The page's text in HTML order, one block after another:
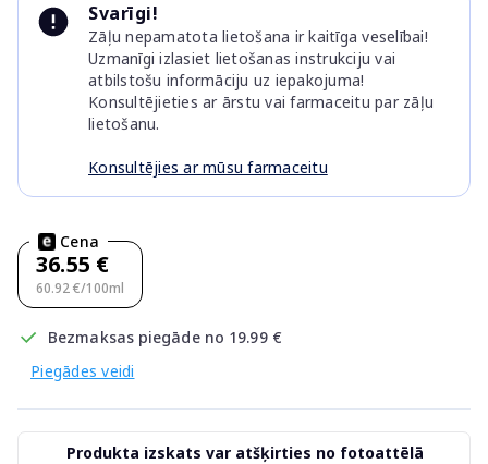
Svarīgi!
Zāļu nepamatota lietošana ir kaitīga veselībai!
Uzmanīgi izlasiet lietošanas instrukciju vai
atbilstošu informāciju uz iepakojuma!
Konsultējieties ar ārstu vai farmaceitu par zāļu
lietošanu.
Konsultējies ar mūsu farmaceitu
Cena
36.55 €
60.92 €/100ml
Bezmaksas piegāde no 19.99 €
Piegādes veidi
Produkta izskats var atšķirties no fotoattēlā